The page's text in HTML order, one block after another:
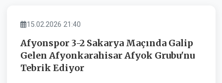
SPOR
15.02.2026 21:40
Afyonspor 3-2 Sakarya Maçında Galip
Gelen Afyonkarahisar Afyok Grubu'nu
Tebrik Ediyor